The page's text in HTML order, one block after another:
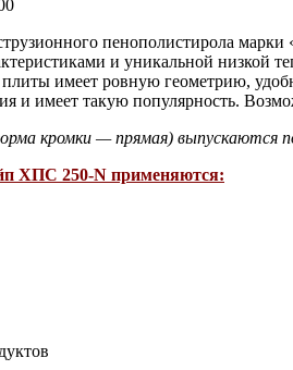
пенополистирола
и уникальной низкой
имеет ровную геометрию,
и имеет такую популярность.
кромки — прямая) выпускаются
ХПС 250-N применяются: